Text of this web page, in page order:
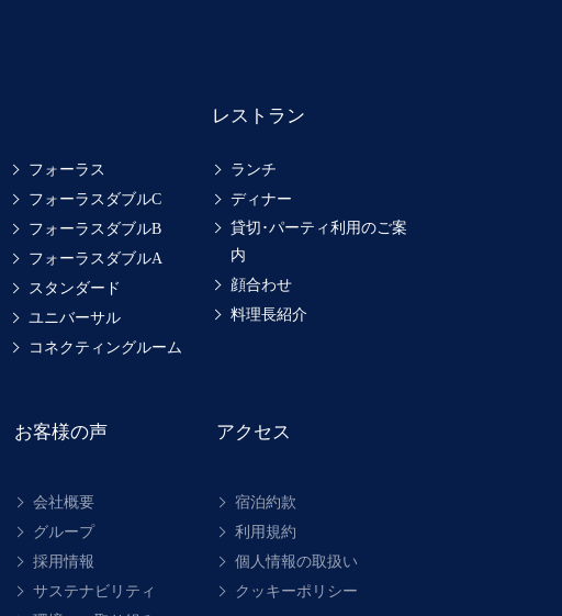
フォーラス
フォーラスダブルC
フォーラスダブルB
フォーラスダブルA
スタンダード
ユニバーサル
コネクティングルーム
レストラン
ランチ
ディナー
貸切･パーティ利用のご案
内
顔合わせ
料理長紹介
お客様の声 アクセス
会社概要
グループ
採用情報
サステナビリティ
宿泊約款
利用規約
個人情報の取扱い
クッキーポリシー